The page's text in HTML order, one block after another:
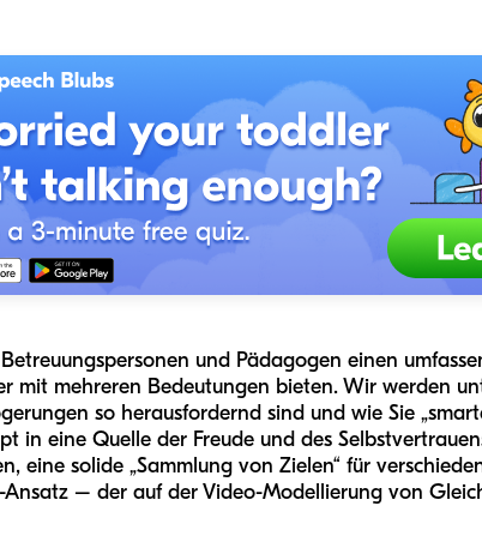
und Pädagogen einen
mit mehreren Bedeutungen bieten. Wir werden
so herausfordernd sind und wie Sie
in eine Quelle der Freude und des
eine solide „Sammlung von Zielen“ für
-Ansatz – der auf der Video-Modellierung von